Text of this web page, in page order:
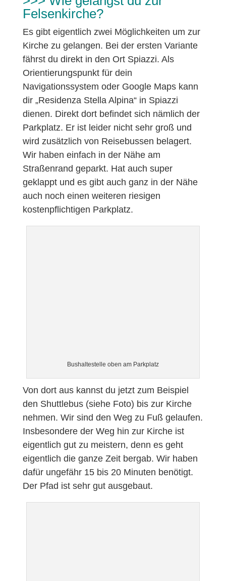
Felsenkirche?
Es gibt eigentlich zwei Möglichkeiten um zur
Kirche zu gelangen. Bei der ersten Variante
fährst du direkt in den Ort Spiazzi. Als
Orientierungspunkt für dein
Navigationssystem oder Google Maps kann
dir „Residenza Stella Alpina“ in Spiazzi
dienen. Direkt dort befindet sich nämlich der
Parkplatz. Er ist leider nicht sehr groß und
wird zusätzlich von Reisebussen belagert.
Wir haben einfach in der Nähe am
Straßenrand geparkt. Hat auch super
geklappt und es gibt auch ganz in der Nähe
auch noch einen weiteren riesigen
kostenpflichtigen Parkplatz.
Bushaltestelle oben am Parkplatz
Von dort aus kannst du jetzt zum Beispiel
den Shuttlebus (siehe Foto) bis zur Kirche
nehmen. Wir sind den Weg zu Fuß gelaufen.
Insbesondere der Weg hin zur Kirche ist
eigentlich gut zu meistern, denn es geht
eigentlich die ganze Zeit bergab. Wir haben
dafür ungefähr 15 bis 20 Minuten benötigt.
Der Pfad ist sehr gut ausgebaut.